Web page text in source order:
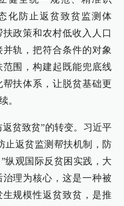
化防止返贫致贫监测体
政策和农村低收入人口
轨，把符合条件的对象
围，构建起既能兜底线
扶体系，让脱贫基础更
。
返贫致贫”的转变。习近平
止返贫监测帮扶机制，防
纵观国际反贫困实践，大
理为核心，这是一种被
规模性返贫致贫，是推